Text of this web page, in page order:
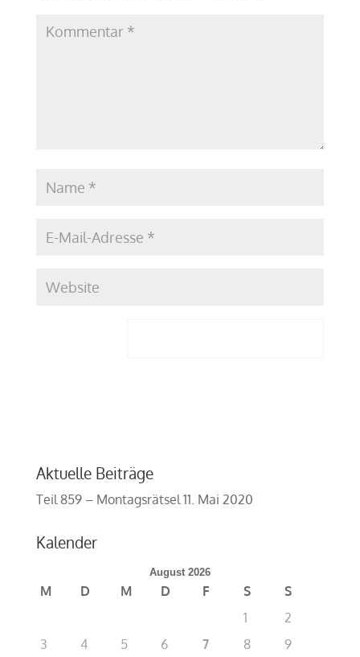
Aktuelle Beiträge
Teil 859 – Montagsrätsel 11. Mai 2020
Kalender
August 2026
M D M D F S
S
1
2
3
4 5 6 7 8 9